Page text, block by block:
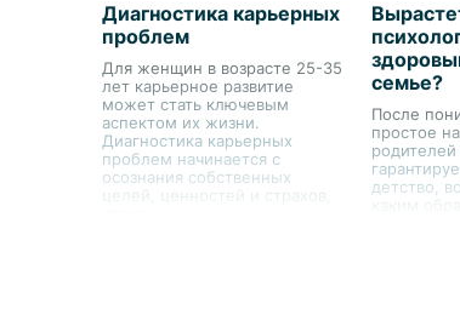
Диагностика карьерных
проблем
Для женщин в возрасте 25-35
лет карьерное развитие
может стать ключевым
аспектом их жизни.
Диагностика карьерных
проблем начинается с
осознания собственных
целей, ценностей и страхов,
семье?
После
простое
родителей
детство,